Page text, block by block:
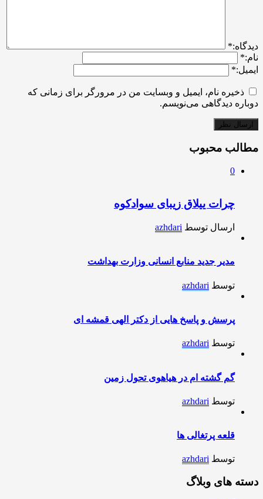
ديدگاه:*
نام:*
ایمیل:*
ذخیره نام، ایمیل و وبسایت من در مرورگر برای زمانی که
دوباره دیدگاهی می‌نویسم.
مطالب محبوب
0
چرات ییلاق زیبای سوادکوه
ارسال توسط azhdari
مدیر جدید منابع انسانی وزارت بهداشت
توسط azhdari
پرسش و پاسخ هایی از دکتر الهی قمشه ای
توسط azhdari
گم گشته ام در هیاهوی تحول زمین
توسط azhdari
قلعه پرتغالی ها
توسط azhdari
دسته های وبلاگ